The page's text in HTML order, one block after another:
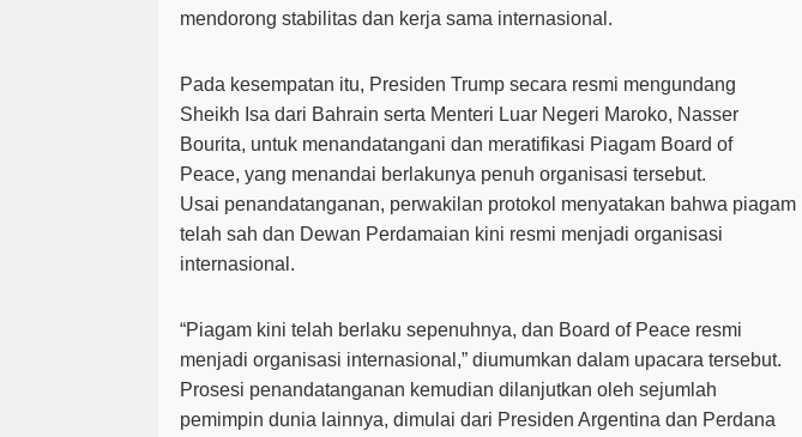
mendorong stabilitas dan kerja sama internasional.
Pada kesempatan itu, Presiden Trump secara resmi mengundang
Sheikh Isa dari Bahrain serta Menteri Luar Negeri Maroko, Nasser
Bourita, untuk menandatangani dan meratifikasi Piagam Board of
Peace, yang menandai berlakunya penuh organisasi tersebut.
Usai penandatanganan, perwakilan protokol menyatakan bahwa piagam
telah sah dan Dewan Perdamaian kini resmi menjadi organisasi
internasional.
“Piagam kini telah berlaku sepenuhnya, dan Board of Peace resmi
menjadi organisasi internasional,” diumumkan dalam upacara tersebut.
Prosesi penandatanganan kemudian dilanjutkan oleh sejumlah
pemimpin dunia lainnya, dimulai dari Presiden Argentina dan Perdana